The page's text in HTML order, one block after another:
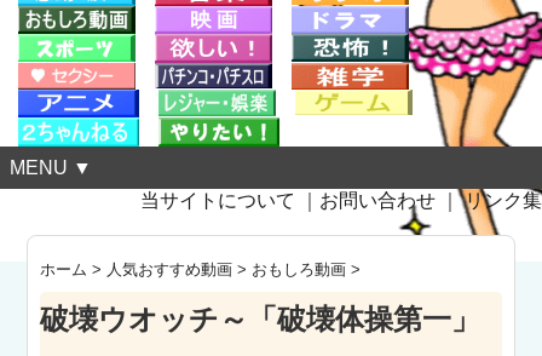
MENU ▼
当サイトについて
お問い合わせ ｜リンク集
ホーム > 人気おすすめ動画 > おもしろ動画 >
破壊ウオッチ～「破壊体操第一」